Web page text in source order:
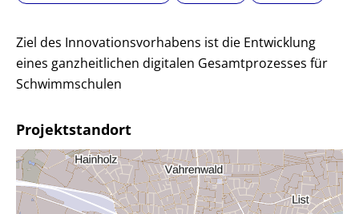
Ziel des Innovationsvorhabens ist die Entwicklung
eines ganzheitlichen digitalen Gesamtprozesses für
Schwimmschulen
Projektstandort